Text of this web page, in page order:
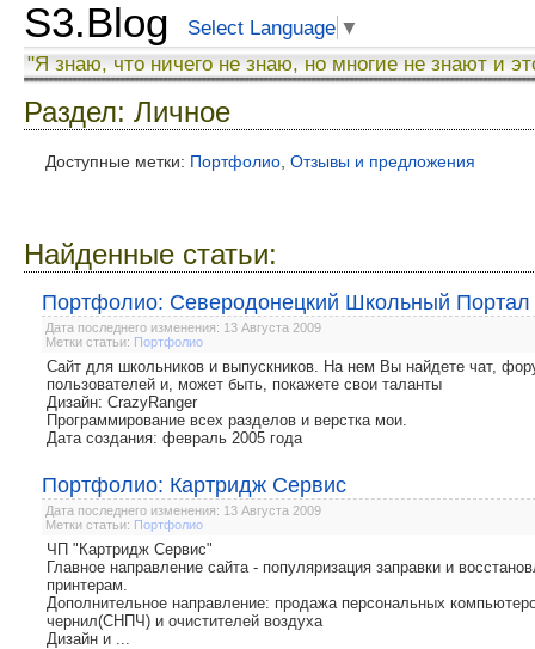
S3.Blog Select Language ▼
"Я знаю, что ничего не знаю, но многие не знают и
Раздел: Личное
Доступные метки: Портфолио Отзывы и предложения
Найденные статьи:
Портфолио: Северодонецкий Школьный Портал
Дата последнего изменения: 13 Августа 2009
Метки статьи: Портфолио
Сайт для школьников и выпускников. На нем Вы найдете чат,
пользователей и, может быть, покажете свои таланты
Дизайн: CrazyRanger
Программирование всех разделов и верстка мои.
Дата создания: февраль 2005 года
Портфолио: Картридж Сервис
Дата последнего изменения: 13 Августа 2009
Метки статьи: Портфолио
ЧП "Картридж Сервис"
Главное направление сайта - популяризация заправки и
принтерам.
Дополнительное направление: продажа персональных
чернил(СНПЧ) и очистителей воздуха
Дизайн и ...